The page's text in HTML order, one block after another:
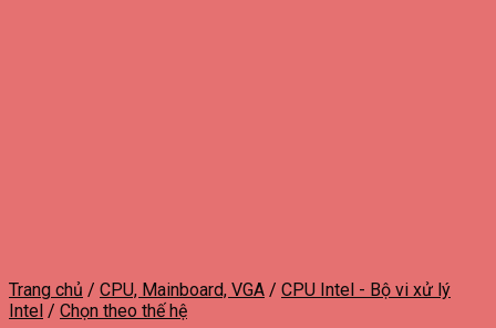
Trang chủ / CPU, Mainboard, VGA / CPU Intel - Bộ vi xử lý
Intel / Chọn theo thế hệ